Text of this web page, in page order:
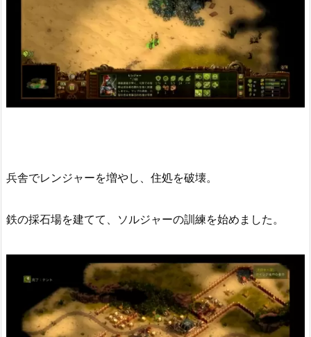
兵舎でレンジャーを増やし、住処を破壊。
鉄の採石場を建てて、ソルジャーの訓練を始めました。